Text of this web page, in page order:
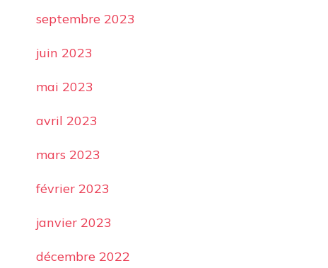
septembre 2023
juin 2023
mai 2023
avril 2023
mars 2023
février 2023
janvier 2023
décembre 2022